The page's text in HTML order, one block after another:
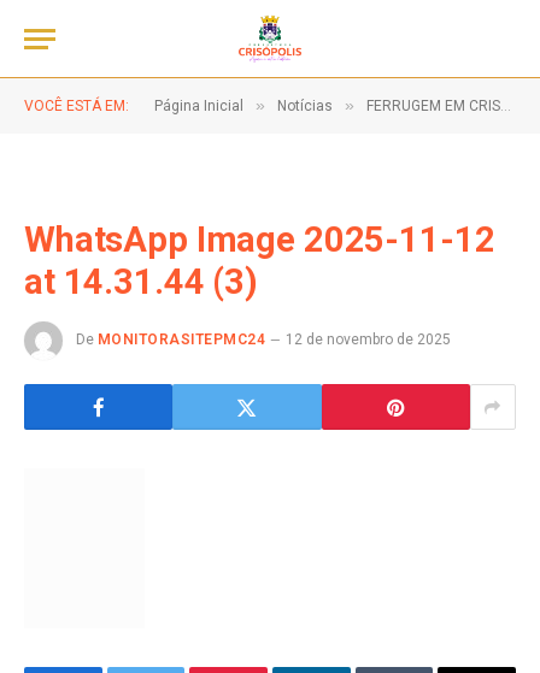
VOCÊ ESTÁ EM: Página Inicial » Notícias » FERRUGEM EM CRISÓPOLIS-BA, NA TRADICIONAL FESTA DE JANEIRO!
WhatsApp Image 2025-11-12
at 14.31.44 (3)
De MONITORASITEPMC24 12 de novembro de 2025